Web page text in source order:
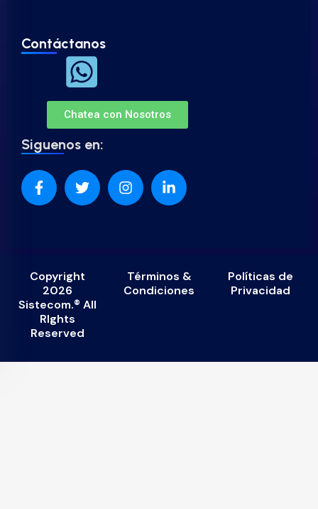
Contáctanos
Chatea con Nosotros
Siguenos en:
Copyright
2026
Sistecom.® All
RIghts
Reserved
Términos &
Condiciones
Políticas de
Privacidad